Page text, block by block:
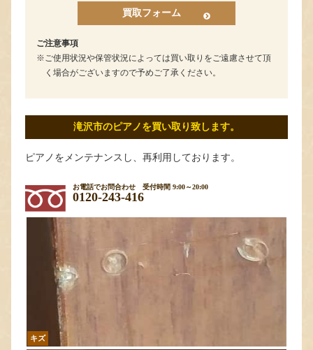
買取フォーム
ご注意事項
ご使用状況や保管状況によっては買い取りをご遠慮させて頂
く場合がございますので予めご了承ください。
滝沢市のピアノを買い取り致します。
ピアノをメンテナンスし、再利用しております。
お電話でお問合わせ 受付時間 9:00～20:00
0120-243-416
キズ